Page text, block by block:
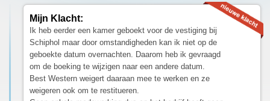
Mijn Klacht:
Ik heb eerder een kamer geboekt voor de vestiging bij
Schiphol maar door omstandigheden kan ik niet op de
geboekte datum overnachten. Daarom heb ik gevraagd
om de boeking te wijzigen naar een andere datum.
Best Western weigert daaraan mee te werken en ze
weigeren ook om te restitueren.